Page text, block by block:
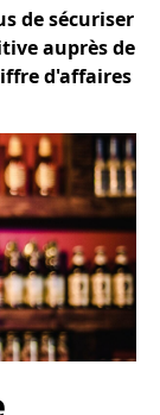
de sécuriser
auprès de
d'affaires